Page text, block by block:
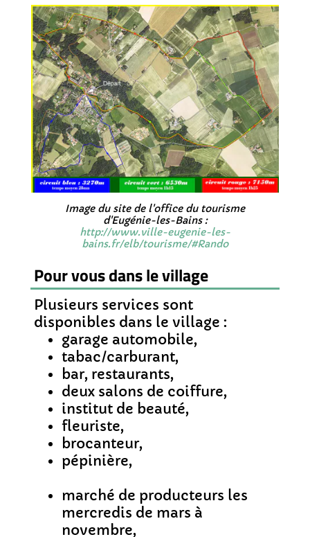
Image du site de l'office du tourisme
d'Eugénie-les-Bains :
http://www.ville-eugenie-les-
bains.fr/elb/tourisme/#Rando
Pour vous dans le village
Plusieurs services sont
disponibles dans le village :
garage automobile,
tabac/carburant,
bar, restaurants,
deux salons de coiffure,
institut de beauté,
fleuriste,
brocanteur,
pépinière,
marché de producteurs les
mercredis de mars à
novembre,